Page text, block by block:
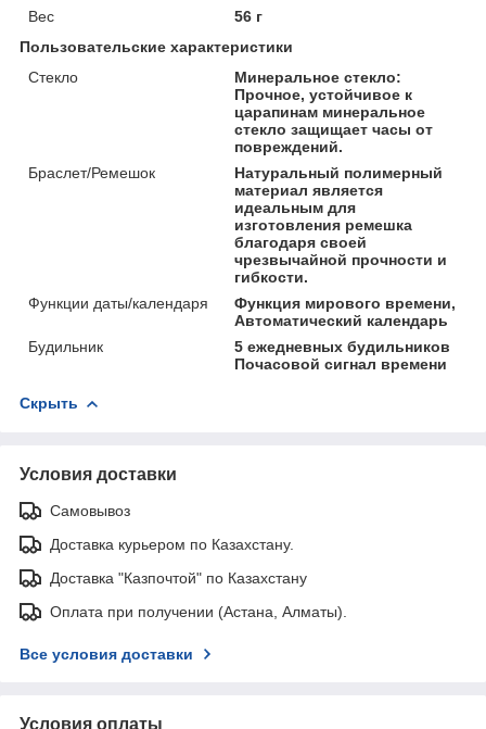
Вес
56 г
Пользовательские характеристики
Стекло
Минеральное стекло:
Прочное, устойчивое к
царапинам минеральное
стекло защищает часы от
повреждений.
Браслет/Ремешок
Натуральный полимерный
материал является
идеальным для
изготовления ремешка
благодаря своей
чрезвычайной прочности и
гибкости.
Функции даты/календаря
Функция мирового времени,
Автоматический календарь
Будильник
5 ежедневных будильников
Почасовой сигнал времени
Скрыть
Условия доставки
Самовывоз
Доставка курьером по Казахстану.
Доставка "Казпочтой" по Казахстану
Оплата при получении (Астана, Алматы).
Все условия доставки
Условия оплаты